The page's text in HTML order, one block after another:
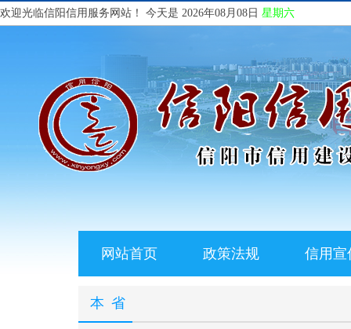
欢迎光临信阳信用服务网站！ 今天是 2026年08月08日 星期六
网站首页 政策法规 信用宣
本省